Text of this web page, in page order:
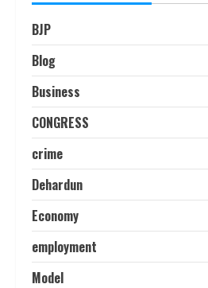
BJP
Blog
Business
CONGRESS
crime
Dehardun
Economy
employment
Model